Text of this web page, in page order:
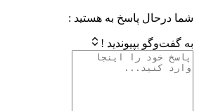
پاسخ به هستید :
!